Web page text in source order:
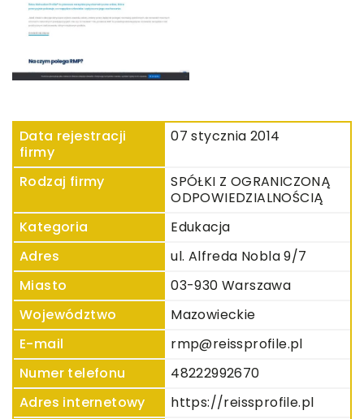
Data rejestracji
firmy
07 stycznia 2014
Rodzaj firmy
SPÓŁKI Z OGRANICZONĄ
ODPOWIEDZIALNOŚCIĄ
Kategoria
Edukacja
Adres
ul. Alfreda Nobla 9/7
Miasto
03-930 Warszawa
Województwo
Mazowieckie
E-mail
rmp@reissprofile.pl
Numer telefonu
48222992670
Adres internetowy
https://reissprofile.pl